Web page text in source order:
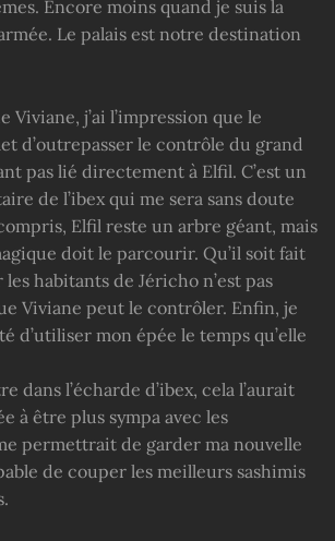
Encore moins quand je suis la
Le palais est notre destination
Viviane, j’ai l’impression que le
d’outrepasser le contrôle du grand
pas lié directement à Elfil. C’est un
de l’ibex qui me sera sans doute
Elfil reste un arbre géant, mais
doit le parcourir. Qu’il soit fait
les habitants de Jéricho n’est pas
Viviane peut le contrôler. Enfin, je
d’utiliser mon épée le temps qu’elle
dans l’écharde d’ibex, cela l’aurait
à être plus sympa avec les
permettrait de garder ma nouvelle
de couper les meilleurs sashimis